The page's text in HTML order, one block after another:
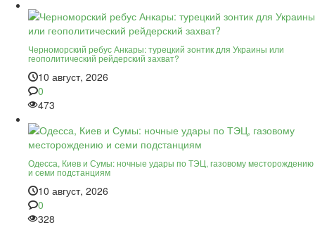
Черноморский ребус Анкары: турецкий зонтик для Украины или
геополитический рейдерский захват?
10 август, 2026
0
473
Одесса, Киев и Сумы: ночные удары по ТЭЦ, газовому месторождению
и семи подстанциям
10 август, 2026
0
328